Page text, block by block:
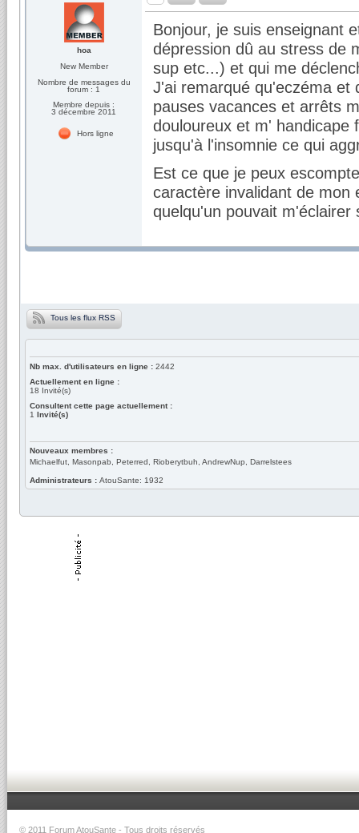
hoa
New Member
Nombre de messages du
forum : 1
Membre depuis :
3 décembre 2011
Hors ligne
Bonjour, je suis enseignant
dépression dû au stress de
sup etc...) et qui me
J'ai remarqué qu'eczéma et
pauses vacances et arrêts
douloureux et m' handicape
jusqu'à l'insomnie ce qui
Est ce que je peux
caractère invalidant de mon
quelqu'un pouvait
Tous les flux RSS
Nb max. d'utilisateurs en ligne : 2442
Actuellement en ligne :
18 Invité(s)
Consultent cette page actuellement :
1 Invité(s)
Nouveaux membres :
Michaelfut, Masonpab, Peterred, Rioberytbuh, AndrewNup, Darrelstees
Administrateurs : AtouSante: 1932
© 2011 Forum AtouSante - Tous droits réservés